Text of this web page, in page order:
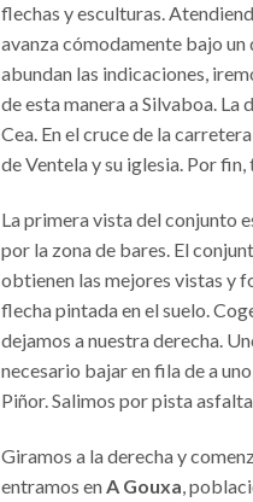
flechas y esculturas.
avanza cómodamente bajo un
abundan las indicaciones,
de esta manera a Silvaboa.
Cea. En el cruce de la
de Ventela y su iglesia. Por
La primera vista del conjunto
por la zona de bares. El
obtienen las mejores vistas y
flecha pintada en el suelo.
dejamos a nuestra derecha.
necesario bajar en fila de a
Piñor. Salimos por pista
Giramos a la derecha y
entramos en A Gouxa ,